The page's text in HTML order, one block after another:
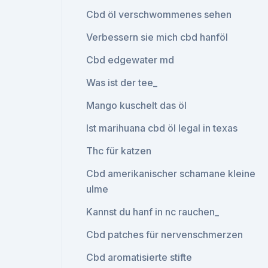
Cbd öl verschwommenes sehen
Verbessern sie mich cbd hanföl
Cbd edgewater md
Was ist der tee_
Mango kuschelt das öl
Ist marihuana cbd öl legal in texas
Thc für katzen
Cbd amerikanischer schamane kleine
ulme
Kannst du hanf in nc rauchen_
Cbd patches für nervenschmerzen
Cbd aromatisierte stifte